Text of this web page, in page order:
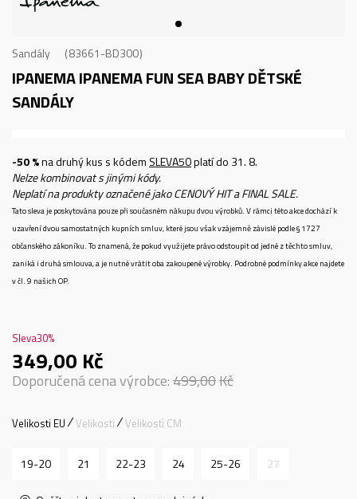
Sandály 83661-BD300
IPANEMA IPANEMA FUN SEA BABYDĚTSKÉ
SANDÁLY
-50 %na druhý kus s kódem SLEVA50platí do 31. 8.
Nelze kombinovat s jinými kódy.
Neplatí na produkty označené jako CENOVÝ HIT a FINAL SALE.
Tato sleva je poskytována pouze při současném nákupu dvou výrobků. V rámci této akce dochází k
uzavření dvou samostatných kupních smluv, které jsou však vzájemně závislé podle § 1727
občanského zákoníku. To znamená, že pokud využijete právo odstoupit od jedné z těchto smluv,
zaniká i druhá smlouva, a je nutné vrátit oba zakoupené výrobky. Podrobné podmínky akce najdete
v čl. 9 našich OP.
Sleva30%
349,00 Kč
Doporučená cena výrobce:499,00Kč
Velikosti EU Velikosti Velikosti CM
19-20 21 22-23 24 25-26 27